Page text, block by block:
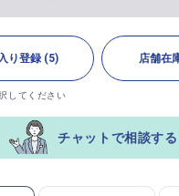
り登録 (5) 店舗在
してください
チャットで相談する